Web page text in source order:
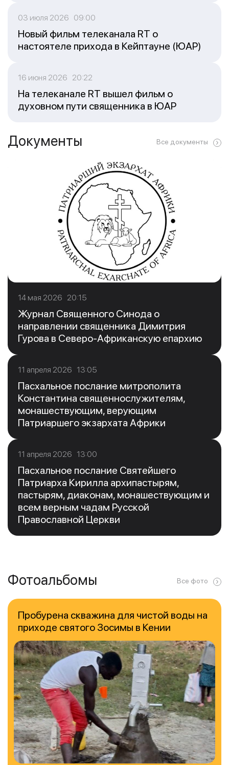
03 июля 2026 09:00
Новый фильм телеканала RT о
настоятеле прихода в Кейптауне (ЮАР)
16 июня 2026 20:22
На телеканале RT вышел фильм о
духовном пути священника в ЮАР
Документы Все документы
14 мая 2026 20:15
Журнал Священного Синода о
направлении священника Димитрия
Гурова в Северо-Африканскую епархию
11 апреля 2026 13:05
Пасхальное послание митрополита
Константина священнослужителям,
монашествующим, верующим
Патриаршего экзархата Африки
11 апреля 2026 13:00
Пасхальное послание Святейшего
Патриарха Кирилла архипастырям,
пастырям, диаконам, монашествующим и
всем верным чадам Русской
Православной Церкви
Фотоальбомы Все фото
Пробурена скважина для чистой воды на
приходе святого Зосимы в Кении